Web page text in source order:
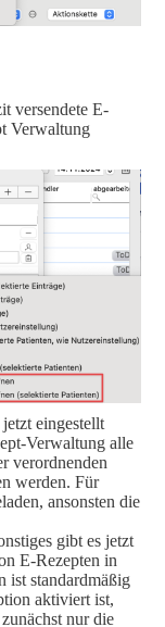
versendete E-
Verwaltung
eingestellt
Verwaltung alle
verordnenden
werden. Für
ansonsten die
gibt es jetzt
E-Rezepten in
ist standardmäßig
aktiviert ist,
nur die